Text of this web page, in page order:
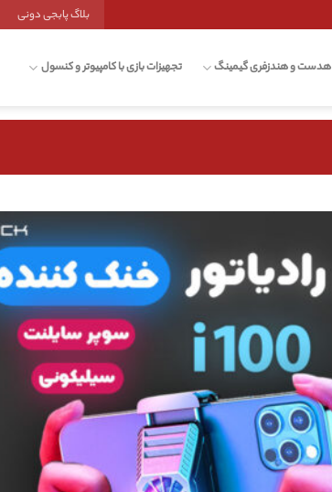
بلاگ پابجی دونی
هدست و هندزفری گیمینگ تجهیزات بازی با کامپیوتر و کنسول